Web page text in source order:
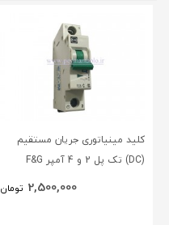
کلید مینیاتوری جریان مستقیم
(DC) تک پل 2 و 4 آمپر F&G
2,500,000 تومان